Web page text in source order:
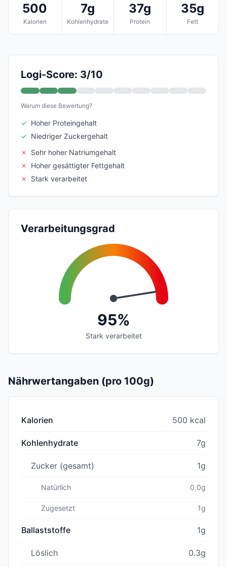
500
Kalorien
7g
Kohlenhydrate
37g
Protein
35g
Fett
Logi-Score: 3/10
Warum diese Bewertung?
✓ Hoher Proteingehalt
✓ Niedriger Zuckergehalt
✗
Sehr hoher Natriumgehalt
✗
Hoher gesättigter Fettgehalt
✗
Stark verarbeitet
Verarbeitungsgrad
95%
Stark verarbeitet
Nährwertangaben (pro 100g)
Kalorien 500 kcal
Kohlenhydrate 7g
Zucker (gesamt) 1g
Natürlich 0.0g
Zugesetzt 1g
Ballaststoffe 1g
Löslich 0.3g